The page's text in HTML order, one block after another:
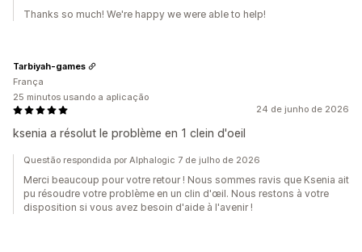
Thanks so much! We're happy we were able to help!
24 de junho de 2026
ksenia a résolut le problème en 1 clein d'oeil
Tarbiyah-games
França
25 minutos usando a aplicação
Questão respondida por Alphalogic 7 de julho de 2026
Merci beaucoup pour votre retour ! Nous sommes ravis que Ksenia ait
pu résoudre votre problème en un clin d'œil. Nous restons à votre
disposition si vous avez besoin d'aide à l'avenir !